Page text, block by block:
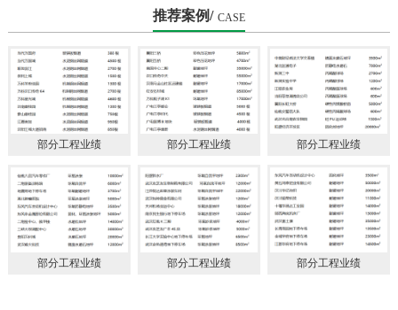
推荐案例/ CASE
部分工程业绩 部分工程业绩 部分工程业绩
部分工程业绩 部分工程业绩 部分工程业绩